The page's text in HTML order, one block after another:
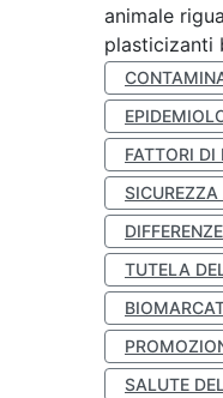
animale
plasticizanti
FATTORI DI
TUTELA
SALUTE